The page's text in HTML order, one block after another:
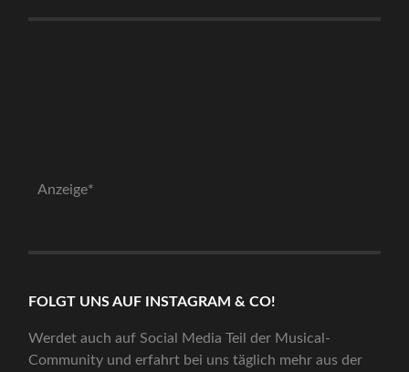
Anzeige*
FOLGT UNS AUF INSTAGRAM & CO!
Werdet auch auf Social Media Teil der Musical-
Community und erfahrt bei uns täglich mehr aus der